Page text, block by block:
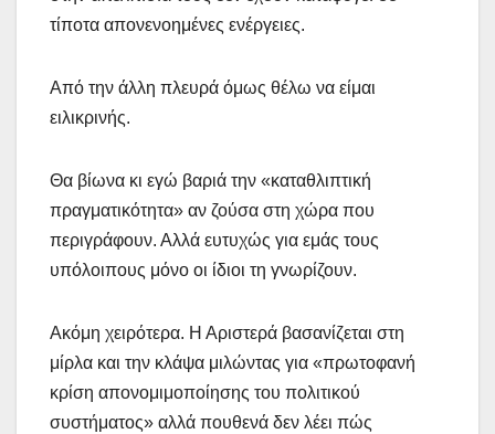
τίποτα απονενοημένες ενέργειες.
Από την άλλη πλευρά όμως θέλω να είμαι
ειλικρινής.
Θα βίωνα κι εγώ βαριά την «καταθλιπτική
πραγματικότητα» αν ζούσα στη χώρα που
περιγράφουν. Αλλά ευτυχώς για εμάς τους
υπόλοιπους μόνο οι ίδιοι τη γνωρίζουν.
Ακόμη χειρότερα. Η Αριστερά βασανίζεται στη
μίρλα και την κλάψα μιλώντας για «πρωτοφανή
κρίση απονομιμοποίησης του πολιτικού
συστήματος» αλλά πουθενά δεν λέει πώς